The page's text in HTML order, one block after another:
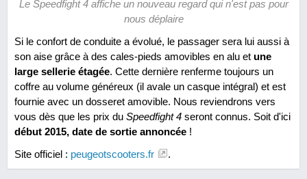
Le Speedfight 4 affiche un nouveau regard qui n'est pas pour
nous déplaire
Si le confort de conduite a évolué, le passager sera lui aussi à
son aise grâce à des cales-pieds amovibles en alu et une
large sellerie étagée. Cette dernière renferme toujours un
coffre au volume généreux (il avale un casque intégral) et est
fournie avec un dosseret amovible. Nous reviendrons vers
vous dès que les prix du Speedfight 4 seront connus. Soit d'ici
début 2015, date de sortie annoncée !
Site officiel : peugeotscooters.fr .